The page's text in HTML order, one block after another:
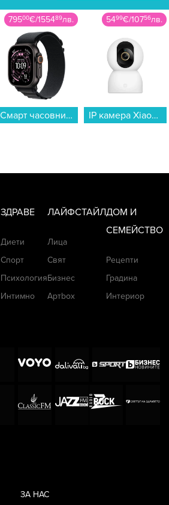
5499€/10756лв.
IP камера Xiaomi Smart Camera C701 BHR07X7EU...
26999€/52806лв.
Телевизор Sharp 43HL4765E , 108 см, 3840x2160 UHD-4K , 43 inch, Android , LED , Smart TV...
ЗДРАВЕ
Диети
Спорт
Психология
Интимно
ЛАЙФСТАЙЛ
Лица
Свят
Бизнес
Артbox
ДОМ И
СЕМЕЙСТВО
Рецепти
Градина
Интериор
ЗА НАС